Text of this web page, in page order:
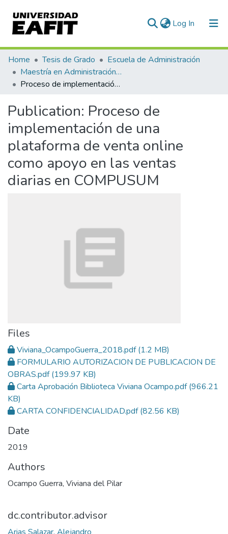
Log In (current)
Communities & Collections
All of DSpace
Home Tesis de Grado
Escuela de Administración
Maestría en Administración - MBA (tesis)
Proceso de implementación de una plataforma de venta online como apoyo en las ventas diarias en COMPUSUM
Publication: Proceso de
implementación de una
plataforma de venta online
como apoyo en las ventas
diarias en COMPUSUM
Files
Viviana_OcampoGuerra_2018.pdf(1.2 MB)
FORMULARIO AUTORIZACION DE PUBLICACION DE
OBRAS.pdf(199.97 KB)
Carta Aprobación Biblioteca Viviana Ocampo.pdf(966.21
KB)
CARTA CONFIDENCIALIDAD.pdf(82.56 KB)
Date
2019
Authors
Ocampo Guerra, Viviana del Pilar
dc.contributor.advisor